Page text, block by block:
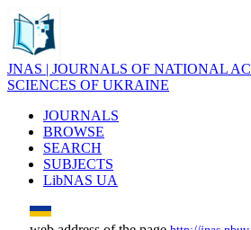
JNAS | JOURNALS OF NATIONAL
SCIENCES OF UKRAINE
JOURNALS
BROWSE
SEARCH
SUBJECTS
LibNAS UA